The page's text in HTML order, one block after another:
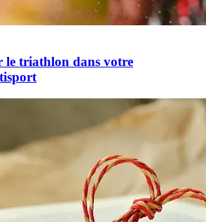
le triathlon dans votre